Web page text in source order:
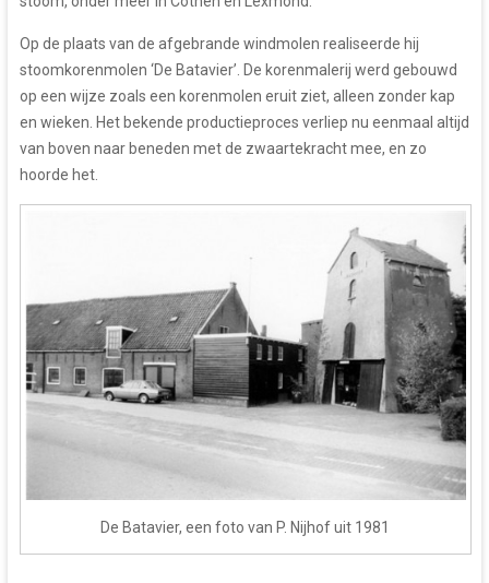
Op de plaats van de afgebrande windmolen realiseerde hij
stoomkorenmolen ‘De Batavier’. De korenmalerij werd gebouwd
op een wijze zoals een korenmolen eruit ziet, alleen zonder kap
en wieken. Het bekende productieproces verliep nu eenmaal altijd
van boven naar beneden met de zwaartekracht mee, en zo
hoorde het.
De Batavier, een foto van P. Nijhof uit 1981